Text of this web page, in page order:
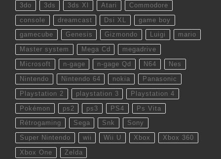
3do 3ds 3ds Xl Atari Commodore
console dreamcast Dsi XL game boy
gamecube Genesis Gizmondo Luigi mario
Master system Mega Cd megadrive
Microsoft n-gage n-gage Qd N64 Nes
Nintendo Nintendo 64 nokia Panasonic
Playstation 2 playstation 3 Playstation 4
Pokémon ps2 ps3 PS4 Ps Vita
Rétrogaming Sega Snk Sony
Super Nintendo wii Wii U Xbox Xbox 360
Xbox One Zelda